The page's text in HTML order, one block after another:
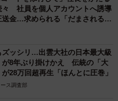
々 社員を個人アカウントへ誘導
金…求められる「だまされる前
ズッシリ…出雲大社の日本最大級
が8年ぶり掛けかえ 伝統の「大
28万回超再生「ほんとに圧巻」
ス調査部